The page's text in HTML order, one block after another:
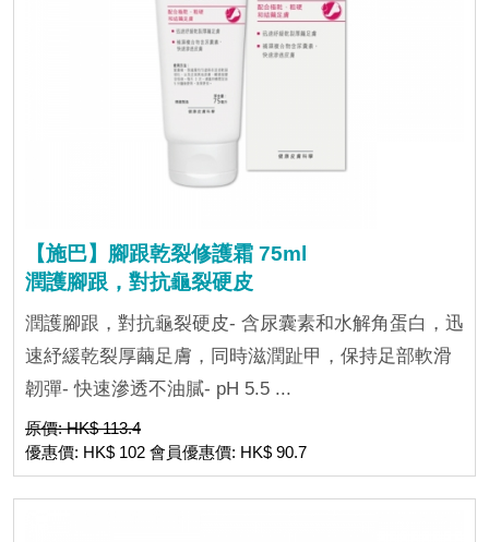
【施巴】腳跟乾裂修護霜 75ml
潤護腳跟，對抗龜裂硬皮
潤護腳跟，對抗龜裂硬皮- 含尿囊素和水解角蛋白，迅
速紓緩乾裂厚繭足膚，同時滋潤趾甲，保持足部軟滑
韌彈- 快速滲透不油膩- pH 5.5 ...
原價: HK$ 113.4
優惠價: HK$ 102 會員優惠價: HK$ 90.7